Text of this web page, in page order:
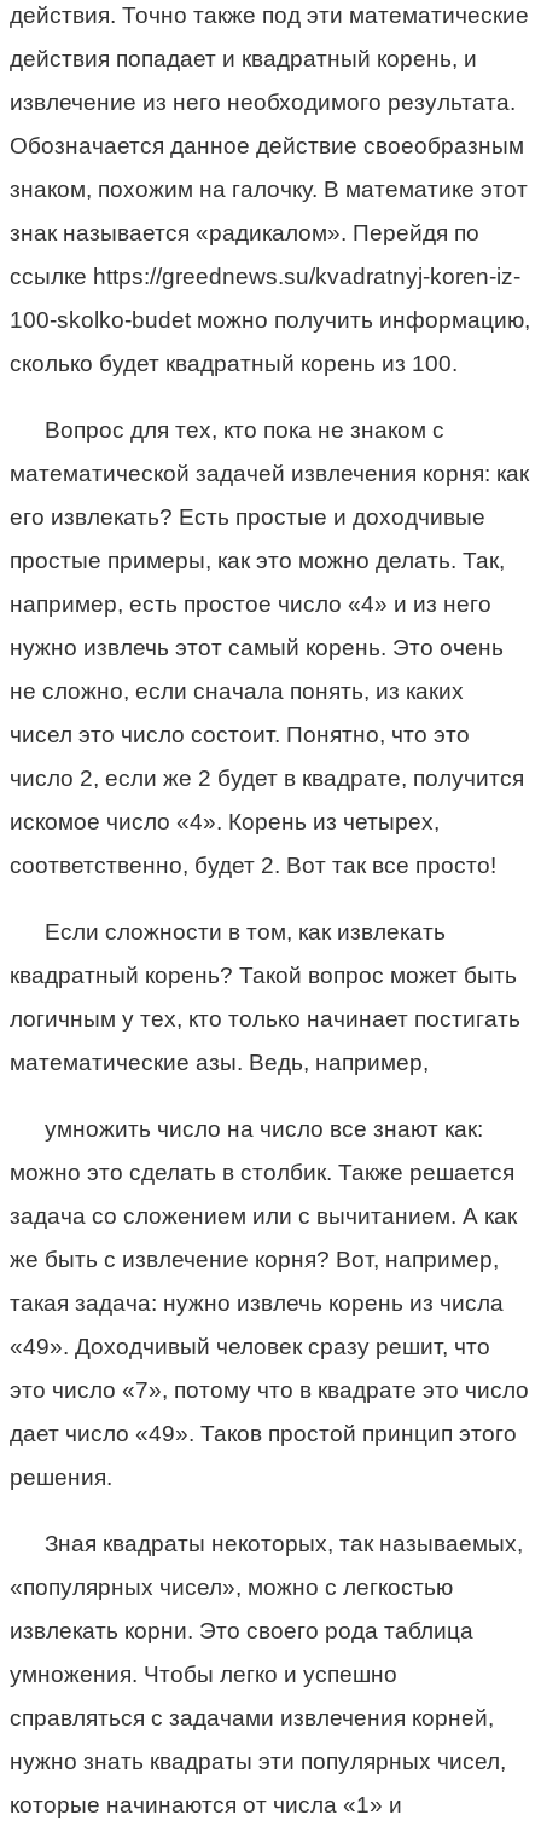
действия. Точно также под эти математические
действия попадает и квадратный корень, и
извлечение из него необходимого результата.
Обозначается данное действие своеобразным
знаком, похожим на галочку. В математике этот
знак называется «радикалом». Перейдя по
ссылке https://greednews.su/kvadratnyj-koren-iz-
100-skolko-budet можно получить информацию,
сколько будет квадратный корень из 100.
Вопрос для тех, кто пока не знаком с
математической задачей извлечения корня: как
его извлекать? Есть простые и доходчивые
простые примеры, как это можно делать. Так,
например, есть простое число «4» и из него
нужно извлечь этот самый корень. Это очень
не сложно, если сначала понять, из каких
чисел это число состоит. Понятно, что это
число 2, если же 2 будет в квадрате, получится
искомое число «4». Корень из четырех,
соответственно, будет 2. Вот так все просто!
Если сложности в том, как извлекать
квадратный корень? Такой вопрос может быть
логичным у тех, кто только начинает постигать
математические азы. Ведь, например,
умножить число на число все знают как:
можно это сделать в столбик. Также решается
задача со сложением или с вычитанием. А как
же быть с извлечение корня? Вот, например,
такая задача: нужно извлечь корень из числа
«49». Доходчивый человек сразу решит, что
это число «7», потому что в квадрате это число
дает число «49». Таков простой принцип этого
решения.
Зная квадраты некоторых, так называемых,
«популярных чисел», можно с легкостью
извлекать корни. Это своего рода таблица
умножения. Чтобы легко и успешно
справляться с задачами извлечения корней,
нужно знать квадраты эти популярных чисел,
которые начинаются от числа «1» и